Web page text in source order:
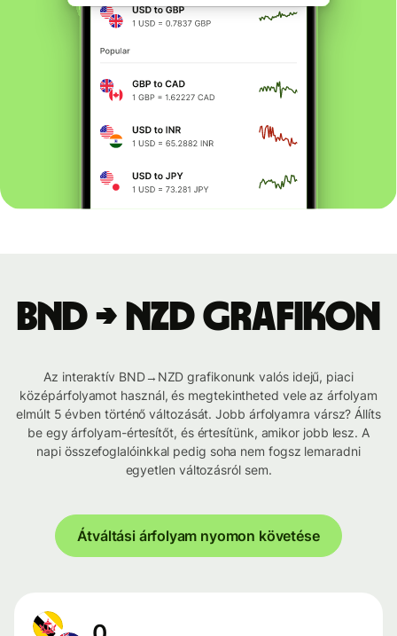
BND → NZD grafikon
Az interaktív BND→NZD grafikonunk valós idejű, piaci
középárfolyamot használ, és megtekintheted vele az árfolyam
elmúlt 5 évben történő változását. Jobb árfolyamra vársz? Állíts
be egy árfolyam-értesítőt, és értesítünk, amikor jobb lesz. A
napi összefoglalóinkkal pedig soha nem fogsz lemaradni
egyetlen változásról sem.
Átváltási árfolyam nyomon követése